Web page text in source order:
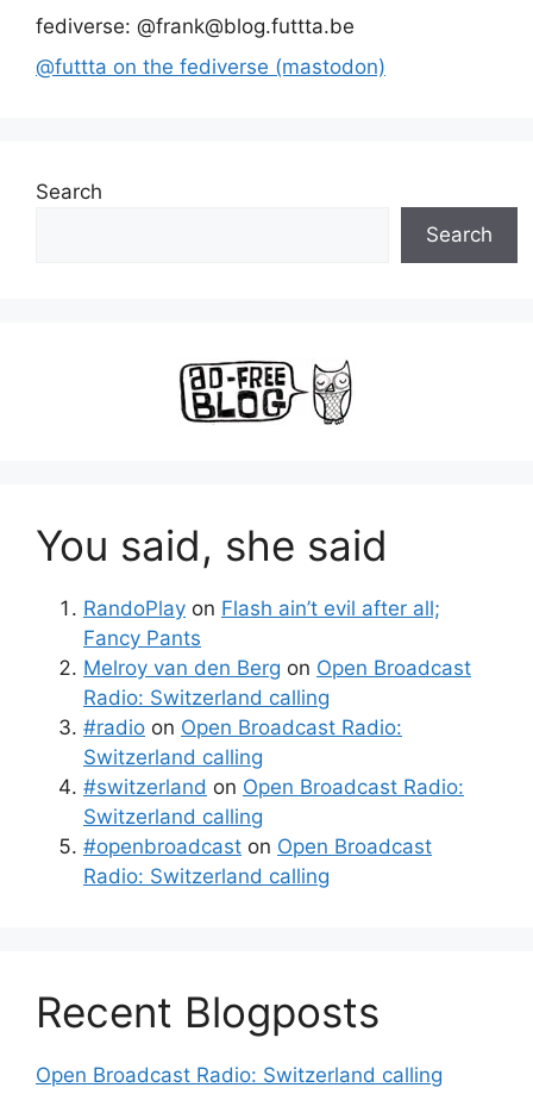
fediverse: @frank@blog.futtta.be
@futtta on the fediverse (mastodon)
Search
Search
You said, she said
RandoPlay on Flash ain’t evil after all;
Fancy Pants
Melroy van den Berg on Open Broadcast
Radio: Switzerland calling
#radio on Open Broadcast Radio:
Switzerland calling
#switzerland on Open Broadcast Radio:
Switzerland calling
#openbroadcast on Open Broadcast
Radio: Switzerland calling
Recent Blogposts
Open Broadcast Radio: Switzerland calling